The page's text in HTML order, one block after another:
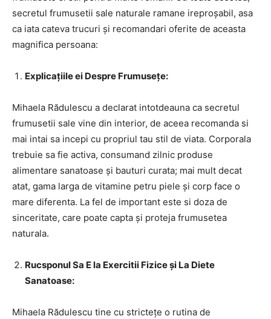
secretul frumusetii sale naturale ramane ireproșabil, asa
ca iata cateva trucuri și recomandari oferite de aceasta
magnifica persoana:
Explicațiile ei Despre Frumusețe:
Mihaela Rădulescu a declarat intotdeauna ca secretul
frumusetii sale vine din interior, de aceea recomanda si
mai intai sa incepi cu propriul tau stil de viata. Corporala
trebuie sa fie activa, consumand zilnic produse
alimentare sanatoase și bauturi curata; mai mult decat
atat, gama larga de vitamine petru piele și corp face o
mare diferenta. La fel de important este si doza de
sinceritate, care poate capta și proteja frumusetea
naturala.
Rucsponul Sa E la Exercitii Fizice și La Diete
Sanatoase:
Mihaela Rădulescu tine cu strictețe o rutina de